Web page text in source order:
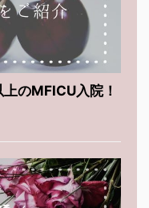
のMFICU入院！